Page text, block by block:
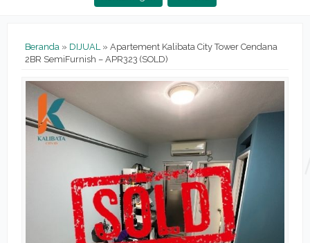
Beranda » DIJUAL» Apartement Kalibata City Tower Cendana
2BR SemiFurnish – APR323 (SOLD)